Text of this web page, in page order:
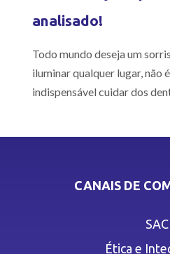
analisado!
Todo mundo deseja um
iluminar qualquer lugar, não
indispensável cuidar dos
CANAIS DE
SAC
Ética e